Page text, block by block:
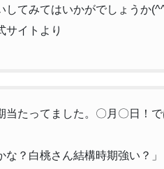
してみてはいかがでしょうか
サイトより
当たってました。〇月〇日！
な？白桃さん結構時期強い？」